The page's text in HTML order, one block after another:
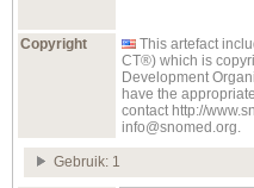
Copyright
This artefact
CT®) which is
Development
have the
contact http://
info@snomed.org.
Gebruik: 1